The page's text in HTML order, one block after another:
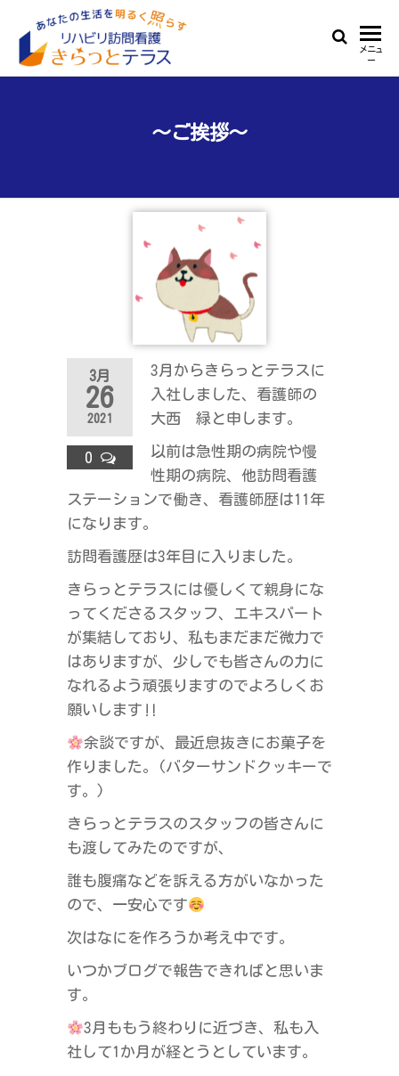
the
ハ
リ
問
看
護
き
ら
っ
と
テ
ラ
ス
生
活
ら
す
メニュ
ー
～ご挨拶～
3月
26
2021
0
3月からきらっとテラスに
入社しました、看護師の
大西 緑と申します。
以前は急性期の病院や慢
性期の病院、他訪問看護
ステーションで働き、看護師歴は11年
になります。
訪問看護歴は3年目に入りました。
きらっとテラスには優しくて親身にな
ってくださるスタッフ、エキスパート
が集結しており、私もまだまだ微力で
はありますが、少しでも皆さんの力に
なれるよう頑張りますのでよろしくお
願いします‼︎
余談ですが、最近息抜きにお菓子を
作りました。(バターサンドクッキーで
す。)
きらっとテラスのスタッフの皆さんに
も渡してみたのですが、
誰も腹痛などを訴える方がいなかった
ので、一安心です
次はなにを作ろうか考え中です。
いつかブログで報告できればと思いま
す。
3月ももう終わりに近づき、私も入
社して1か月が経とうとしています。